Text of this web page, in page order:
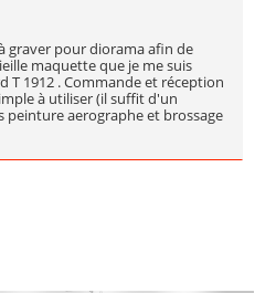
graver pour diorama afin de
maquette que je me suis
T 1912 . Commande et réception
à utiliser (il suffit d'un
peinture aerographe et brossage